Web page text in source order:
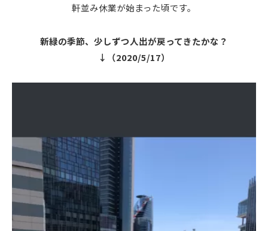
軒並み休業が始まった頃です。
新緑の季節、少しずつ人出が戻ってきたかな？
↓（2020/5/17）